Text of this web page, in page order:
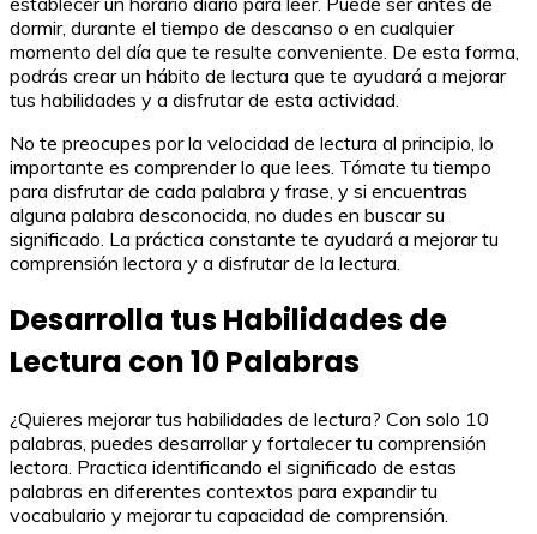
dormir, durante el tiempo de descanso o en cualquier
momento del día que te resulte conveniente. De esta forma,
podrás crear un hábito de lectura que te ayudará a mejorar
tus habilidades y a disfrutar de esta actividad.
No te preocupes por la velocidad de lectura al principio, lo
importante es comprender lo que lees. Tómate tu tiempo
para disfrutar de cada palabra y frase, y si encuentras
alguna palabra desconocida, no dudes en buscar su
significado. La práctica constante te ayudará a mejorar tu
comprensión lectora y a disfrutar de la lectura.
Desarrolla tus Habilidades de
Lectura con 10 Palabras
¿Quieres mejorar tus habilidades de lectura? Con solo 10
palabras, puedes desarrollar y fortalecer tu comprensión
lectora. Practica identificando el significado de estas
palabras en diferentes contextos para expandir tu
vocabulario y mejorar tu capacidad de comprensión.